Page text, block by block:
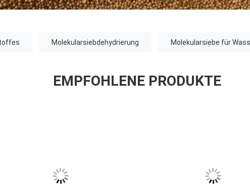
Molekularsiebdehydrierung Molekularsiebe für
EMPFOHLENE PRODUKTE